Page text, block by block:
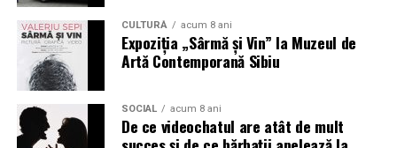
Tratamentul medicamentos — ajutor sau obstacol în
infertilitate?
Tratamentul hormonal al endometriozei
(contraceptive, progestative, analogi GnRH)
îmbunătățește fertilitateași nu trebuie recomandat cu
Operațiuni de ajutor umanitar în zone fără
infrastructură energetică
„Există un decalaj
CULTURĂ acum 8 ani
Expoziția „Sârmă și Vin” la Muzeul de
Artă Contemporană Sibiu
SOCIAL acum 8 ani
De ce videochatul are atât de mult